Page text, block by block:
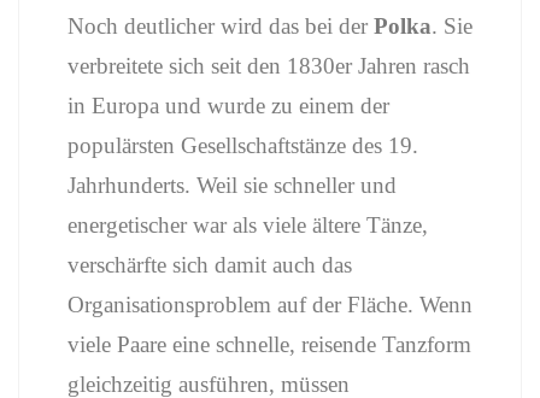
Noch deutlicher wird das bei der Polka. Sie
verbreitete sich seit den 1830er Jahren rasch
in Europa und wurde zu einem der
populärsten Gesellschaftstänze des 19.
Jahrhunderts. Weil sie schneller und
energetischer war als viele ältere Tänze,
verschärfte sich damit auch das
Organisationsproblem aufder Fläche. Wenn
viele Paare eine schnelle, reisende Tanzform
gleichzeitig ausführen, müssen